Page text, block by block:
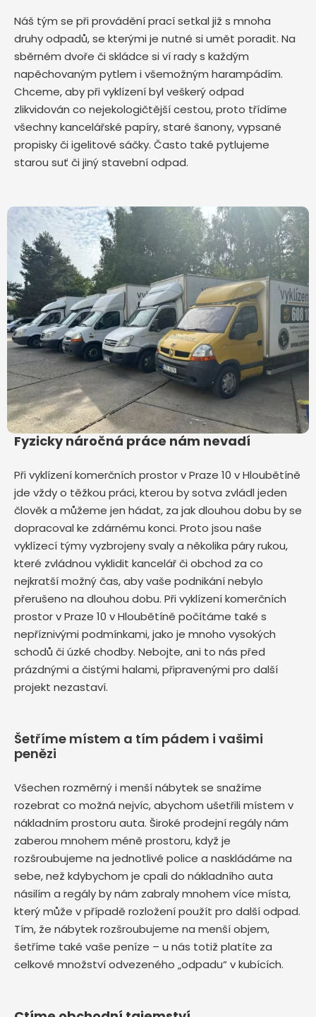
Náš tým se při provádění prací setkal již s mnoha
druhy odpadů, se kterými je nutné si umět poradit. Na
sběrném dvoře či skládce si ví rady s každým
napěchovaným pytlem i všemožným harampádím.
Chceme, aby při vyklízení byl veškerý odpad
zlikvidován co nejekologičtější cestou, proto třídíme
všechny kancelářské papíry, staré šanony, vypsané
propisky či igelitové sáčky. Často také pytlujeme
starou suť či jiný stavební odpad.
Fyzicky náročná práce nám nevadí
Při vyklízení komerčních prostor v Praze 10 v Hloubětíně
jde vždy o těžkou práci, kterou by sotva zvládl jeden
člověk a můžeme jen hádat, za jak dlouhou dobu by se
dopracoval ke zdárnému konci. Proto jsou naše
vyklízecí týmy vyzbrojeny svaly a několika páry rukou,
které zvládnou vyklidit kancelář či obchod za co
nejkratší možný čas, aby vaše podnikání nebylo
přerušeno na dlouhou dobu. Při vyklízení komerčních
prostor v Praze 10 v Hloubětíně počítáme také s
nepříznivými podmínkami, jako je mnoho vysokých
schodů či úzké chodby. Nebojte, ani to nás před
prázdnými a čistými halami, připravenými pro další
projekt nezastaví.
Šetříme místem a tím pádem i vašimi
penězi
Všechen rozměrný i menší nábytek se snažíme
rozebrat co možná nejvíc, abychom ušetřili místem v
nákladním prostoru auta. Široké prodejní regály nám
zaberou mnohem méně prostoru, když je
rozšroubujeme na jednotlivé police a naskládáme na
sebe, než kdybychom je cpali do nákladního auta
násilím a regály by nám zabraly mnohem více místa,
který může v případě rozložení použít pro další odpad.
Tím, že nábytek rozšroubujeme na menší objem,
šetříme také vaše peníze – u nás totiž platíte za
celkové množství odvezeného „odpadu“ v kubících.